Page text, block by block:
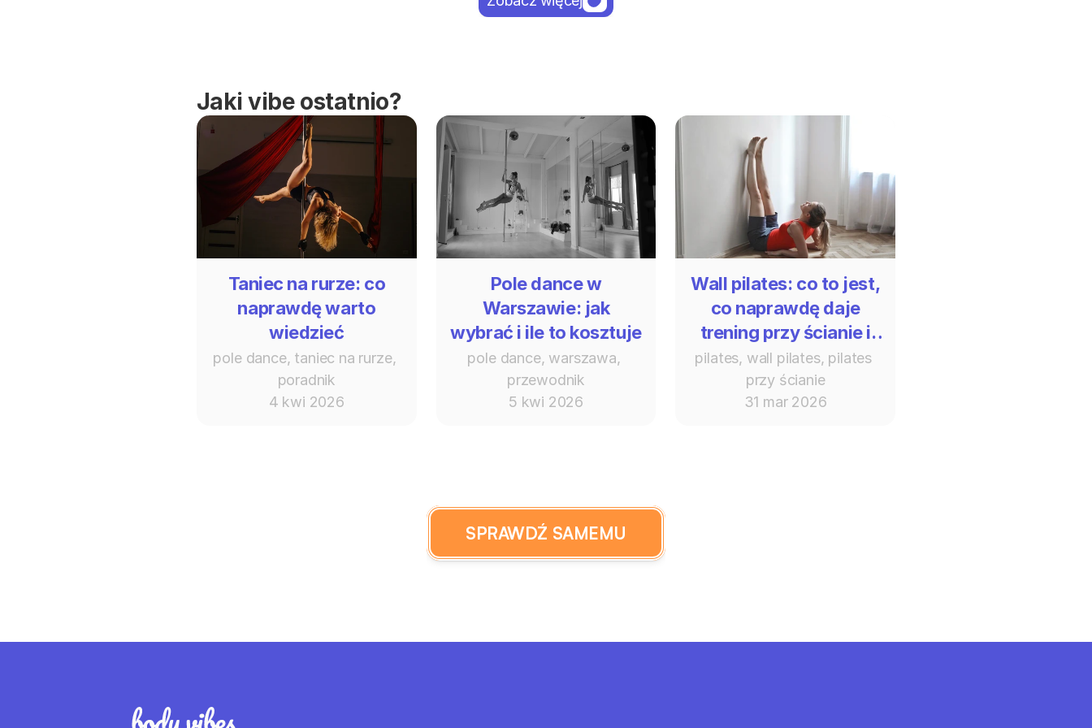
Jaki vibe ostatnio?
Taniec na rurze: co
naprawdę warto
wiedzieć
pole dance, taniec na rurze,
poradnik
4 kwi 2026
Pole dance w
Warszawie: jak
wybrać i ile to kosztuje
pole dance, warszawa,
przewodnik
5 kwi 2026
Wall pilates: co to jest,
co naprawdę daje
trening przy ścianie i
kiedy przestaje
wystarczać
pilates, wall pilates, pilates
przy ścianie
31 mar 2026
SPRAWDŹ SAMEMU